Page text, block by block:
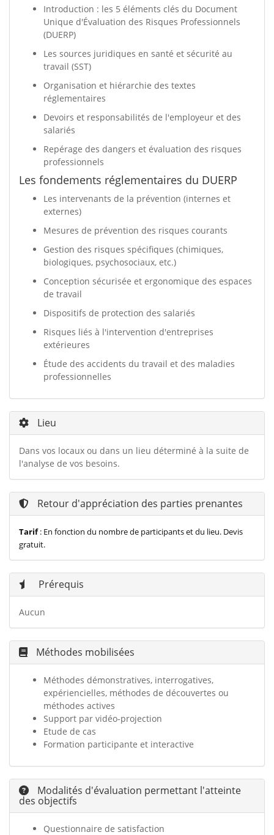
Introduction : les 5 éléments clés du Document
Unique d'Évaluation des Risques Professionnels
(DUERP)
Les sources juridiques en santé et sécurité au
travail (SST)
Organisation et hiérarchie des textes
réglementaires
Devoirs et responsabilités de l'employeur et des
salariés
Repérage des dangers et évaluation des risques
professionnels
Les fondements réglementaires du DUERP
Les intervenants de la prévention (internes et
externes)
Mesures de prévention des risques courants
Gestion des risques spécifiques (chimiques,
biologiques, psychosociaux, etc.)
Conception sécurisée et ergonomique des espaces
de travail
Dispositifs de protection des salariés
Risques liés à l'intervention d'entreprises
extérieures
Étude des accidents du travail et des maladies
professionnelles
Lieu
Dans vos locaux ou dans un lieu déterminé à la suite de
l'analyse de vos besoins.
Retour d'appréciation des parties prenantes
Tarif: En fonction du nombre de participants et du lieu. Devis
gratuit.
Prérequis
Aucun
Méthodes mobilisées
Méthodes démonstratives, interrogatives,
expériencielles, méthodes de découvertes ou
méthodes actives
Support par vidéo-projection
Etude de cas
Formation participante et interactive
Modalités d'évaluation permettant l'atteinte
des objectifs
Questionnaire de satisfaction